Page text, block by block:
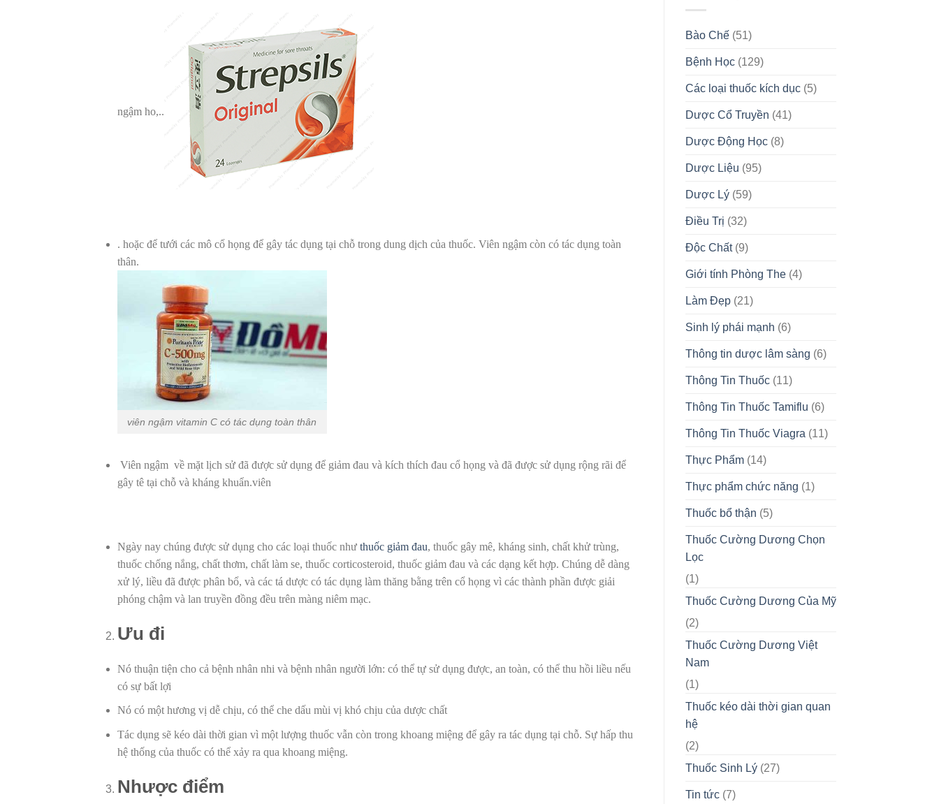
ngậm ho,..
. hoặc để tưới các mô cổ họng để gây tác dụng tại chỗ trong dung dịch của thuốc. Viên ngậm còn có tác dụng toàn
thân.
viên ngậm vitamin C có tác dụng toàn thân
Viên ngậm về mặt lịch sử đã được sử dụng để giảm đau và kích thích đau cổ họng và đã được sử dụng rộng rãi để
gây tê tại chỗ và kháng khuẩn.viên
Ngày nay chúng được sử dụng cho các loại thuốc như thuốc giảm đau, thuốc gây mê, kháng sinh, chất khử trùng,
thuốc chống nắng, chất thơm, chất làm se, thuốc corticosteroid, thuốc giảm đau và các dạng kết hợp. Chúng dễ dàng
xử lý, liều đã được phân bổ, và các tá dược có tác dụng làm thăng bằng trên cổ họng vì các thành phần được giải
phóng chậm và lan truyền đồng đều trên màng niêm mạc.
Ưu đi
Nó thuận tiện cho cả bệnh nhân nhi và bệnh nhân người lớn: có thể tự sử dụng được, an toàn, có thể thu hồi liều nếu
có sự bất lợi
Nó có một hương vị dễ chịu, có thể che dấu mùi vị khó chịu của dược chất
Tác dụng sẽ kéo dài thời gian vì một lượng thuốc vẫn còn trong khoang miệng để gây ra tác dụng tại chỗ. Sự hấp thu
hệ thống của thuốc có thể xảy ra qua khoang miệng.
Nhược điểm
Bào Chế(51)
Bệnh Học(129)
Các loại thuốc kích dục(5)
Dược Cổ Truyền (41)
Dược Động Học(8)
Dược Liệu (95)
Dược Lý(59)
Điều Trị (32)
Độc Chất(9)
Giới tính Phòng The(4)
Làm Đẹp(21)
Sinh lý phái mạnh (6)
Thông tin dược lâm sàng (6)
Thông Tin Thuốc(11)
Thông Tin Thuốc Tamiflu (6)
Thông Tin Thuốc Viagra (11)
Thực Phẩm(14)
Thực phẩm chức năng (1)
Thuốc bổ thận (5)
Thuốc Cường Dương Chọn
Lọc
(1)
Thuốc Cường Dương Của Mỹ
(2)
Thuốc Cường Dương Việt
Nam
(1)
Thuốc kéo dài thời gian quan
hệ
(2)
Thuốc Sinh Lý(27)
Tin tức(7)